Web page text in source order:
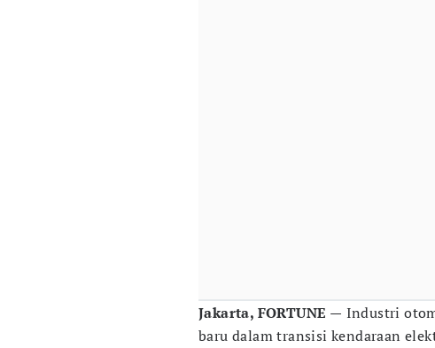
Jakarta, FORTUNE — Industri
baru dalam transisi kendaraan